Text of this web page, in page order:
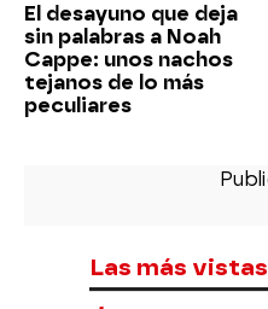
El desayuno que deja
sin palabras a Noah
Cappe: unos nachos
tejanos de lo más
peculiares
Las más vistas